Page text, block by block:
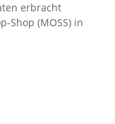
erbracht
Shop (MOSS) in